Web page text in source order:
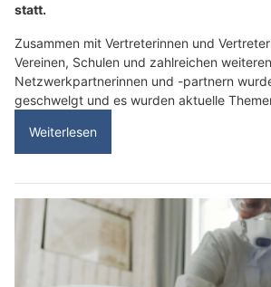
statt.
Zusammen mit Vertreterinnen und
Vereinen, Schulen und zahlreichen weiteren
Netzwerkpartnerinnen und -partnern
geschwelgt und es wurden aktuelle
Weiterlesen